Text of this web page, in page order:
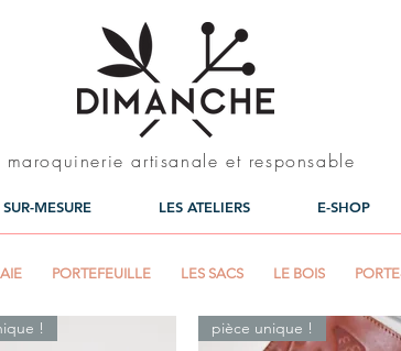
maroquinerie artisanale et responsable
SUR-MESURE LES ATELIERS E-SHOP
PORTEFEUILLE LES SACS LE BOIS
! pièce unique !